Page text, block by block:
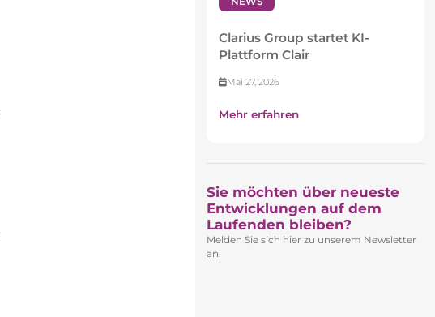
Clarius Group startet KI-
Plattform Clair
Mai 27, 2026
Mehr erfahren
Sie möchten über neueste
Entwicklungen auf dem
Laufenden bleiben?​
Melden Sie sich hier zu unserem Newsletter
an.